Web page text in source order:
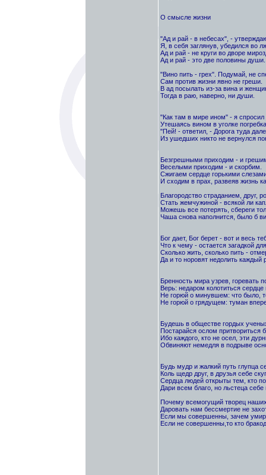
О смысле жизни
"Ад и рай - в небесах", -
Я, в себя заглянув, убедился во
Ад и рай - не круги во дворе
Ад и рай - это две половины души.
"Вино пить - грех". Подумай, не
Сам против жизни явно не греши.
В ад посылать из-за вина и
Тогда в раю, наверно, ни души.
"Как там в мире ином" - я спросил
Утешаясь вином в уголке
"Пей! - ответил, - Дорога туда
Из ушедших никто не вернулся
Безгрешными приходим - и
Веселыми приходим - и скорбим.
Сжигаем сердце горькими
И сходим в прах, развеяв жизнь
Благородство страданием, друг,
Стать жемчужиной - всякой ли
Можешь все потерять, сбереги
Чаша снова наполнится, было б
Бог дает, Бог берет - вот и весь
Что к чему - остается загадкой
Сколько жить, сколько пить -
Да и то норовят недолить каждый
Бренность мира узрев, горевать
Верь: недаром колотиться сердце
Не горюй о минувшем: что было,
Не горюй о грядущем: туман
Будешь в обществе гордых
Постарайся ослом притвориться
Ибо каждого, кто не осел, эти
Обвиняют немедля в подрыве
Будь мудр и жалкий путь глупца
Коль щедр друг, в друзья себе
Сердца людей открыты тем, кто
Дари всем благо, но льстеца
Почему всемогущий творец
Даровать нам бессмертие не
Если мы совершенны, зачем
Если не совершенны,то кто